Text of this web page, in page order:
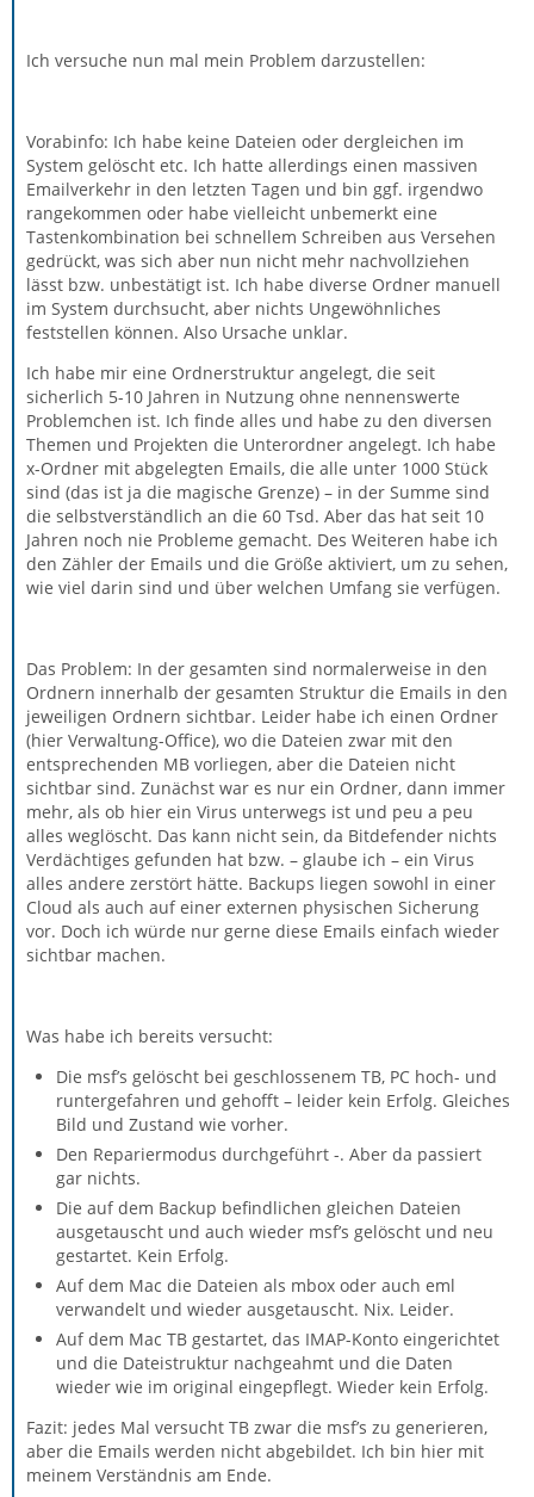
Ich versuche nun mal mein Problem darzustellen:
Vorabinfo: Ich habe keine Dateien oder dergleichen im
System gelöscht etc. Ich hatte allerdings einen massiven
Emailverkehr in den letzten Tagen und bin ggf. irgendwo
rangekommen oder habe vielleicht unbemerkt eine
Tastenkombination bei schnellem Schreiben aus Versehen
gedrückt, was sich aber nun nicht mehr nachvollziehen
lässt bzw. unbestätigt ist. Ich habe diverse Ordner manuell
im System durchsucht, aber nichts Ungewöhnliches
feststellen können. Also Ursache unklar.
Ich habe mir eine Ordnerstruktur angelegt, die seit
sicherlich 5-10 Jahren in Nutzung ohne nennenswerte
Problemchen ist. Ich finde alles und habe zu den diversen
Themen und Projekten die Unterordner angelegt. Ich habe
x-Ordner mit abgelegten Emails, die alle unter 1000 Stück
sind (das ist ja die magische Grenze) – in der Summe sind
die selbstverständlich an die 60 Tsd. Aber das hat seit 10
Jahren noch nie Probleme gemacht. Des Weiteren habe ich
den Zähler der Emails und die Größe aktiviert, um zu sehen,
wie viel darin sind und über welchen Umfang sie verfügen.
Das Problem: In der gesamten sind normalerweise in den
Ordnern innerhalb der gesamten Struktur die Emails in den
jeweiligen Ordnern sichtbar. Leider habe ich einen Ordner
(hier Verwaltung-Office), wo die Dateien zwar mit den
entsprechenden MB vorliegen, aber die Dateien nicht
sichtbar sind. Zunächst war es nur ein Ordner, dann immer
mehr, als ob hier ein Virus unterwegs ist und peu a peu
alles weglöscht. Das kann nicht sein, da Bitdefender nichts
Verdächtiges gefunden hat bzw. – glaube ich – ein Virus
alles andere zerstört hätte. Backups liegen sowohl in einer
Cloud als auch auf einer externen physischen Sicherung
vor. Doch ich würde nur gerne diese Emails einfach wieder
sichtbar machen.
Was habe ich bereits versucht:
Die msf’s gelöscht bei geschlossenem TB, PC hoch- und
runtergefahren und gehofft – leider kein Erfolg. Gleiches
Bild und Zustand wie vorher.
Den Repariermodus durchgeführt -. Aber da passiert
gar nichts.
Die auf dem Backup befindlichen gleichen Dateien
ausgetauscht und auch wieder msf’s gelöscht und neu
gestartet. Kein Erfolg.
Auf dem Mac die Dateien als mbox oder auch eml
verwandelt und wieder ausgetauscht. Nix. Leider.
Auf dem Mac TB gestartet, das IMAP-Konto eingerichtet
und die Dateistruktur nachgeahmt und die Daten
wieder wie im original eingepflegt. Wieder kein Erfolg.
Fazit: jedes Mal versucht TB zwar die msf’s zu generieren,
aber die Emails werden nicht abgebildet. Ich bin hier mit
meinem Verständnis am Ende.